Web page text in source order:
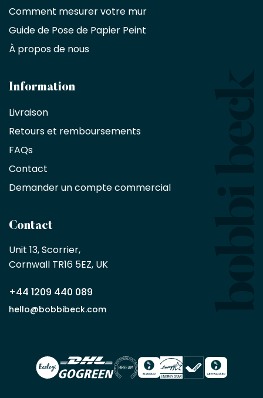
Décorateurs
d'intérieur,
designers
architectes
d'une
exclusive
de
%
sur
sans
minimum
en
partenaire
commercial
Demander
un compte
Comment mesurer votre mur
Guide de Pose de Papier Peint
À propos de nous
Information
Livraison
Retours et remboursements
FAQs
Contact
Demander un compte commercial
Contact
Unit 13, Scorrier,
Cornwall TR16 5EZ, UK
+44 1209 440 089
hello@bobbibeck.com